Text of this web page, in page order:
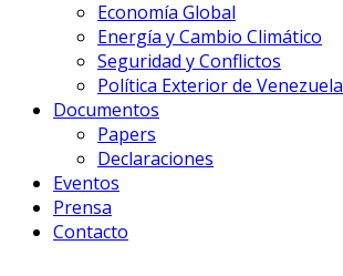
Economía Global
Energía y Cambio Climático
Seguridad y Conflictos
Política Exterior de Venezuela
Documentos
Papers
Declaraciones
Eventos
Prensa
Contacto